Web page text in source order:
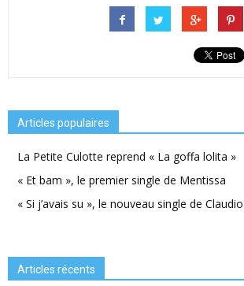
Articles populaires
La Petite Culotte reprend « La goffa lolita »
« Et bam », le premier single de Mentissa
« Si j’avais su », le nouveau single de
Articles récents